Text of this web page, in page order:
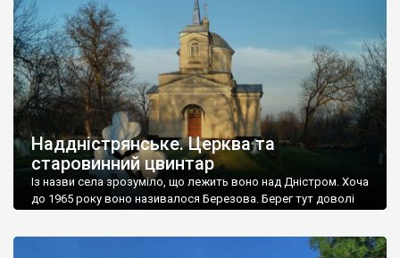
мовою. За всіма традиційними ознаками – цвинтар
український. Хрести датуються 19 століттям. У 1924-1940
роках Болган […]
Наддністрянське. Церква та
старовинний цвинтар
Із назви села зрозуміло, що лежить воно над Дністром. Хоча
до 1965 року воно називалося Березова. Берег тут доволі
Наддністрянське відрізняється від більшості навколишніх